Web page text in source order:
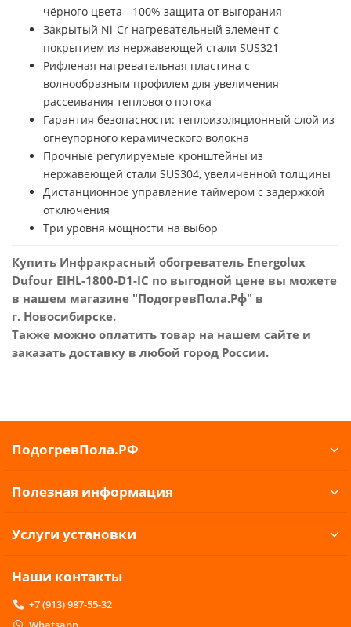
чёрного цвета - 100% защита от выгорания
Закрытый Ni-Cr нагревательный элемент с
покрытием из нержавеющей стали SUS321
Рифленая нагревательная пластина с
волнообразным профилем для увеличения
рассеивания теплового потока
Гарантия безопасности: теплоизоляционный слой из
огнеупорного керамического волокна
Прочные регулируемые кронштейны из
нержавеющей стали SUS304, увеличенной толщины
Дистанционное управление таймером с задержкой
отключения
Три уровня мощности на выбор
Купить Инфракрасный обогреватель Energolux
Dufour EIHL-1800-D1-IC по выгодной цене вы можете
в нашем магазине "ПодогревПола.Рф" в
г. Новосибирске.
Также можно оплатить товар на нашем сайте и
заказать доставку в любой город России.
ПодогревПола.РФ
Полезная информация
Услуги установки
Наши контакты
+7 (913) 987-55-32